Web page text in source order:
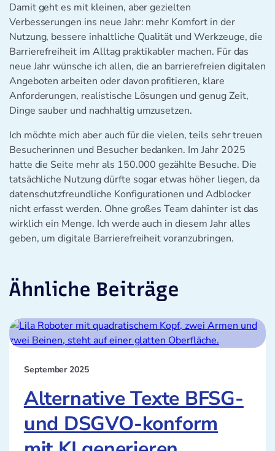
Damit geht es mit kleinen, aber gezielten
Verbesserungen ins neue Jahr: mehr Komfort in der
Nutzung, bessere inhaltliche Qualität und Werkzeuge, die
Barrierefreiheit im Alltag praktikabler machen. Für das
neue Jahr wünsche ich allen, die an barrierefreien digitalen
Angeboten arbeiten oder davon profitieren, klare
Anforderungen, realistische Lösungen und genug Zeit,
Dinge sauber und nachhaltig umzusetzen.
Ich möchte mich aber auch für die vielen, teils sehr treuen
Besucherinnen und Besucher bedanken. Im Jahr 2025
hatte die Seite mehr als 150.000 gezählte Besuche. Die
tatsächliche Nutzung dürfte sogar etwas höher liegen, da
datenschutzfreundliche Konfigurationen und Adblocker
nicht erfasst werden. Ohne großes Team dahinter ist das
wirklich ein Menge. Ich werde auch in diesem Jahr alles
geben, um digitale Barrierefreiheit voranzubringen.
Ähnliche Beiträge
September 2025
Alternative Texte BFSG-
und DSGVO-konform